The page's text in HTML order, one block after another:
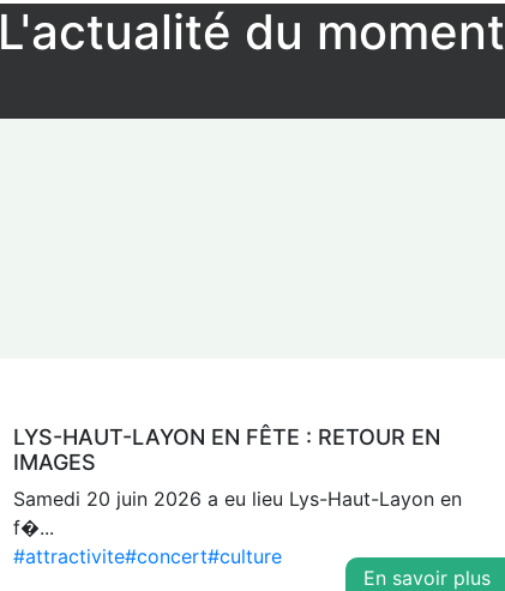
L'actualité du moment
LYS-HAUT-LAYON EN FÊTE : RETOUR EN
IMAGES
Samedi 20 juin 2026 a eu lieu Lys-Haut-Layon en
f�...
#attractivite#concert#culture
En savoir plus